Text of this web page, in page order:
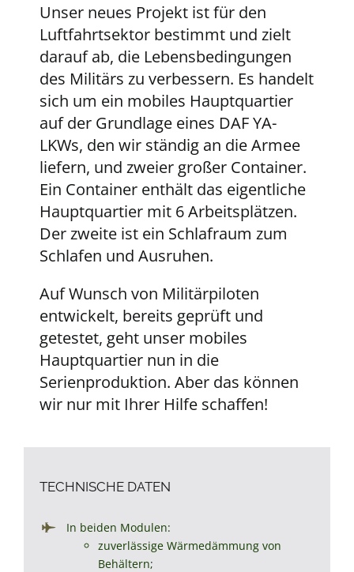
Unser neues Projekt ist für den
Luftfahrtsektor bestimmt und zielt
darauf ab, die Lebensbedingungen
des Militärs zu verbessern. Es handelt
sich um ein mobiles Hauptquartier
auf der Grundlage eines DAF YA-
LKWs, den wir ständig an die Armee
liefern, und zweier großer Container.
Ein Container enthält das eigentliche
Hauptquartier mit 6 Arbeitsplätzen.
Der zweite ist ein Schlafraum zum
Schlafen und Ausruhen.
Auf Wunsch von Militärpiloten
entwickelt, bereits geprüft und
getestet, geht unser mobiles
Hauptquartier nun in die
Serienproduktion. Aber das können
wir nur mit Ihrer Hilfe schaffen!
TECHNISCHE DATEN
In beiden Modulen:
zuverlässige Wärmedämmung von
Behältern;